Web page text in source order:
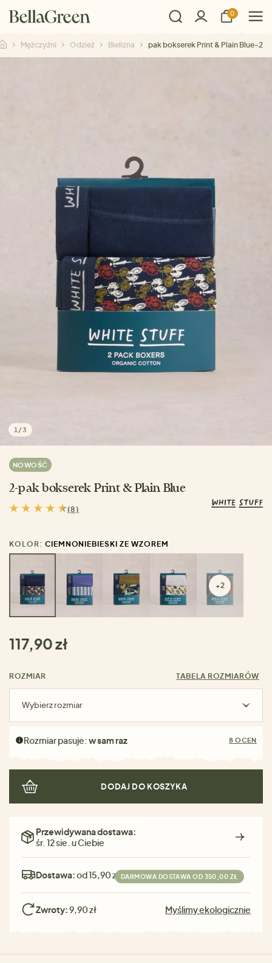
0
Mężczyźni Odzież Bielizna 2-pak bokserek Print & Plain Blue
1 /3
NOWOŚĆ
2-pak bokserek Print & Plain Blue
(8)
KOLOR: CIEMNONIEBIESKI ZE WZOREM
+2
117,90 zł
ROZMIAR TABELA ROZMIARÓW
Wybierz rozmiar
Rozmiar pasuje:w sam raz 8 OCEN
DODAJ DO KOSZYKA
Przewidywana dostawa:
śr. 12 sie. u Ciebie
Dostawa:od 15,90 zł DARMOWA DOSTAWA OD 350,00 ZŁ
Zwroty:9,90 zł Myślimy ekologicznie